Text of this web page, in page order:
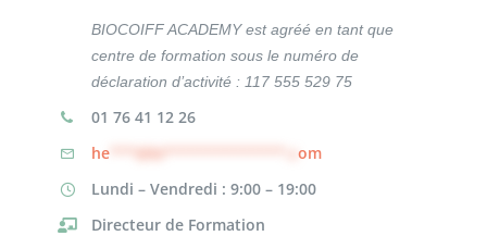
BIOCOIFF ACADEMY est agréé en tant que
centre de formation sous le numéro de
déclaration d’activité : 117 555 529 75
01 76 41 12 26
he***@bi**************.c om
Lundi – Vendredi : 9:00 – 19:00
Directeur de Formation